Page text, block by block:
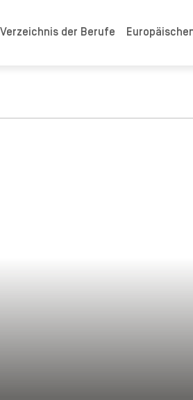
Verzeichnis der Berufe